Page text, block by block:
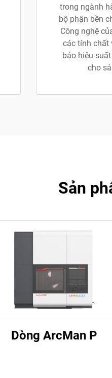
trong ngành
bộ phận bền
Công nghệ
các tính chất
bảo hiệu
cho
Sản
Dòng ArcMan P